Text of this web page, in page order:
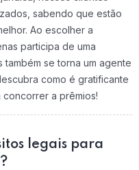
sabendo que estão
Ao escolher a
participa de uma
se torna um agente
como é gratificante
a prêmios!
legais para